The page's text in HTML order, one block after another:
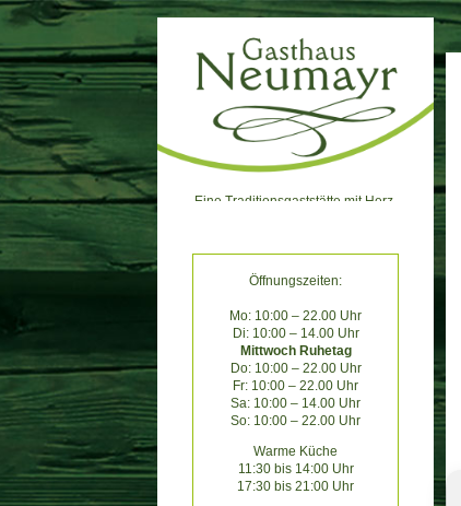
to
content
Eine Traditionsgaststätte mit Herz.
Öffnungszeiten:
Mo: 10:00 – 22.00 Uhr
Di: 10:00 – 14.00 Uhr
Mittwoch Ruhetag
Do: 10:00 – 22.00 Uhr
Fr: 10:00 – 22.00 Uhr
Sa: 10:00 – 14.00 Uhr
So: 10:00 – 22.00 Uhr
Warme Küche
11:30 bis 14:00 Uhr
17:30 bis 21:00 Uhr